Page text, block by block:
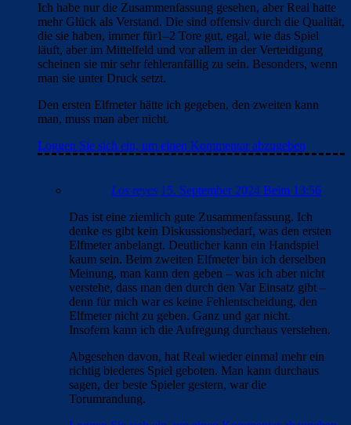
Ich habe nur die Zusammenfassung gesehen, aber Real hatte
mehr Glück als Verstand. Die sind offensiv durch die Qualität,
die sie haben, immer für1–2 Tore gut, egal, wie das Spiel
läuft, aber im Mittelfeld und vor allem in der Verteidigung
scheinen sie mir sehr fehleranfällig zu sein. Besonders, wenn
man sie unter Druck setzt.
Den ersten Elfmeter hätte ich gegeben, den zweiten kann
man, muss man aber nicht.
Loggen Sie sich ein, um einen Kommentar abzugeben
Los reyes 15. September 2024 Beim 13:56
Das ist eine ziemlich gute Zusammenfassung. Ich
denke es gibt kein Diskussionsbedarf, was den ersten
Elfmeter anbelangt. Deutlicher kann ein Handspiel
kaum sein. Beim zweiten Elfmeter bin ich derselben
Meinung, man kann den geben – was ich aber nicht
verstehe, dass man den durch den Var Einsatz gibt –
denn für mich war es keine Fehlentscheidung, den
Elfmeter nicht zu geben. Ganz und gar nicht.
Insofern kann ich die Aufregung durchaus verstehen.
Abgesehen davon, hat Real wieder einmal mehr ein
richtig biederes Spiel geboten. Man kann durchaus
sagen, der beste Spieler gestern, war die
Torumrandung.